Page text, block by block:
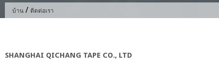
บ้าน / ติดต่อเรา
SHANGHAI QICHANG TAPE CO., LTD